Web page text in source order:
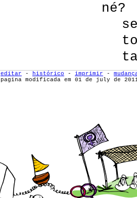
né?
editar - histórico - imprimir -
pagina modificada em 01 de july de